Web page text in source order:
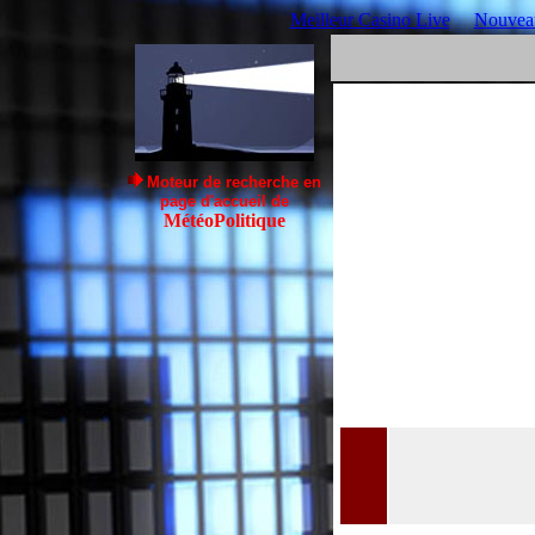
Meilleur Casino Live
Moteur de recherche en
page d'accueil de
MétéoPolitique